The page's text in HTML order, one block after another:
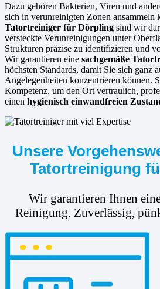
Dazu gehören Bakterien, Viren und
sich in verunreinigten Zonen ansammeln
Tatortreiniger für Dörpling sind wir
versteckte Verunreinigungen unter
Strukturen präzise zu identifizieren und
Wir garantieren eine sachgemäße
höchsten Standards, damit Sie sich ganz
Angelegenheiten konzentrieren können.
Kompetenz, um den Ort vertraulich,
einen hygienisch einwandfreien
Unsere
Tatortreinigung
Wir garantieren Ihnen
Reinigung. Zuverlässig,